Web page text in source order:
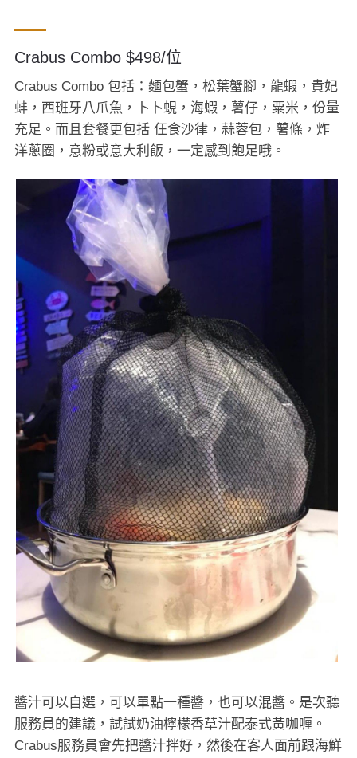
Crabus Combo $498/位
Crabus Combo 包括：麵包蟹，松葉蟹腳，龍蝦，貴妃
蚌，西班牙八爪魚，卜卜蜆，海蝦，薯仔，粟米，份量
充足。而且套餐更包括 仼食沙律，蒜蓉包，薯條，炸
洋蔥圈，意粉或意大利飯，一定感到飽足哦。
醬汁可以自選，可以單點一種醬，也可以混醬。是次聽
服務員的建議，試試奶油檸檬香草汁配泰式黃咖喱。
Crabus服務員會先把醬汁拌好，然後在客人面前跟海鮮